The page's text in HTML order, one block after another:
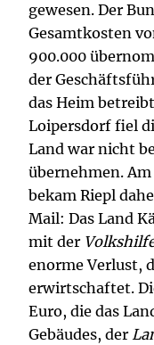
gewesen. Der
Gesamtkosten
900.000
der
das Heim
Loipersdorf fiel
Land war nicht
übernehmen.
bekam Riepl
Mail: Das Land
mit der
enorme Verlust,
erwirtschaftet.
Euro, die das
Gebäudes, der